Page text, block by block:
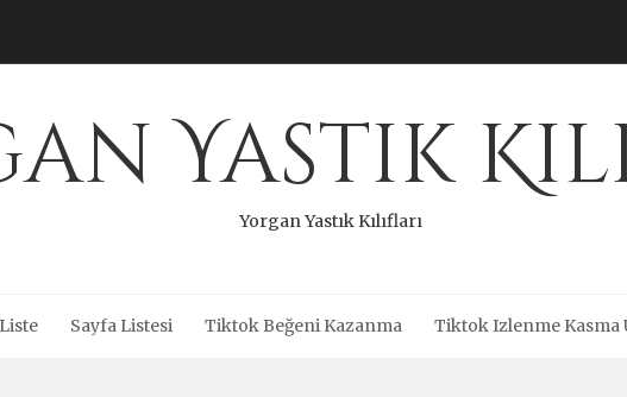
Yastık
Yorgan Yastık Kılıfları
Liste Sayfa Listesi Tiktok Beğeni Kazanma Tiktok Izlenme Kasma